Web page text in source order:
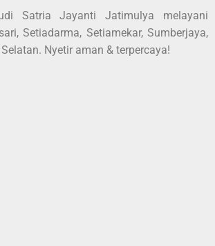
Satria Jayanti Jatimulya melayani
Setiadarma, Setiamekar, Sumberjaya,
Nyetir aman & terpercaya!